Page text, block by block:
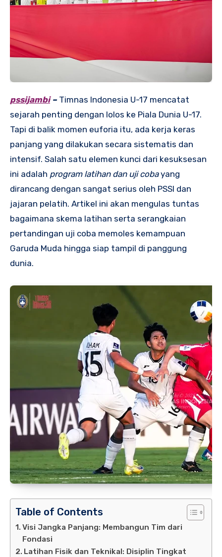
pssijambi– Timnas Indonesia U-17 mencatat
sejarah penting dengan lolos ke Piala Dunia U-17.
Tapi di balik momen euforia itu, ada kerja keras
panjang yang dilakukan secara sistematis dan
intensif. Salah satu elemen kunci dari kesuksesan
ini adalah program latihan dan uji cobayang
dirancang dengan sangat serius oleh PSSI dan
jajaran pelatih. Artikel ini akan mengulas tuntas
bagaimana skema latihan serta serangkaian
pertandingan uji coba memoles kemampuan
Garuda Muda hingga siap tampil di panggung
dunia.
Table of Contents
Visi Jangka Panjang: Membangun Tim dari
Fondasi
Latihan Fisik dan Teknikal: Disiplin Tingkat